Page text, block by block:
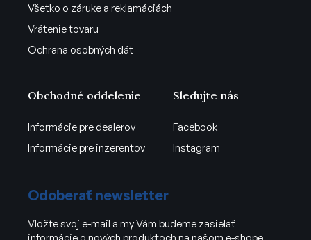
Všetko o záruke a reklamáciách
Vrátenie tovaru
Ochrana osobných dát
Obchodné oddelenie
Informácie pre dealerov
Informácie pre inzerentov
Sledujte nás
Facebook
Instagram
Odoberať newsletter
Vložte svoj e-mail a my Vám budeme zasielať
informácie o nových produktoch na našom e-shope.